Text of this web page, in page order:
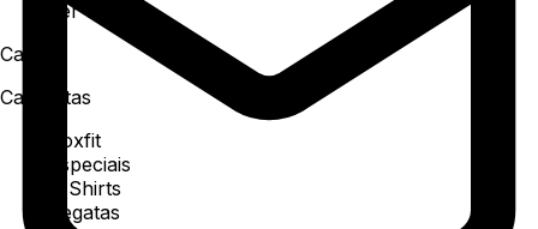
Ver todos
Camisa
Camisetas
Boxfit
Especiais
T-Shirts
Regatas